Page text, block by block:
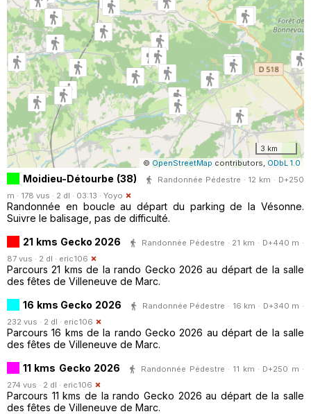
3 km
© OpenStreetMap contributors, ODbL 1.0
Moidieu-Détourbe (38)
Randonnée Pédestre · 12 km · D+250
m · 178 vus · 2 dl · 03:13 · Yoyo
Randonnée en boucle au départ du parking de la Vésonne.
Suivre le balisage, pas de difficulté.
21 kms Gecko 2026
Randonnée Pédestre · 21 km · D+440 m ·
87 vus · 2 dl · eric106
Parcours 21 kms de la rando Gecko 2026 au départ de la salle
des fêtes de Villeneuve de Marc.
16 kms Gecko 2026
Randonnée Pédestre · 16 km · D+340 m ·
232 vus · 2 dl · eric106
Parcours 16 kms de la rando Gecko 2026 au départ de la salle
des fêtes de Villeneuve de Marc.
11 kms Gecko 2026
Randonnée Pédestre · 11 km · D+250 m ·
274 vus · 2 dl · eric106
Parcours 11 kms de la rando Gecko 2026 au départ de la salle
des fêtes de Villeneuve de Marc.